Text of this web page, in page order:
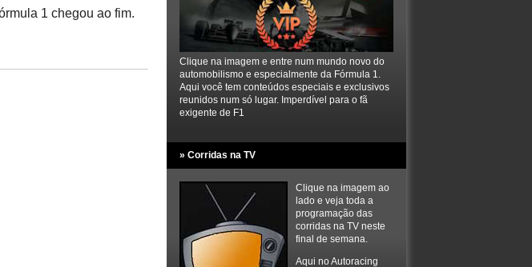
1 chegou ao fim.
Clique na imagem e entre num mundo novo do
automobilismo e especialmente da Fórmula 1.
Aqui você tem conteúdos especiais e exclusivos
reunidos num só lugar. Imperdível para o fã
exigente de F1
» Corridas na TV
Clique na imagem ao
lado e veja toda a
programação das
corridas na TV neste
final de semana.
Aqui no Autoracing